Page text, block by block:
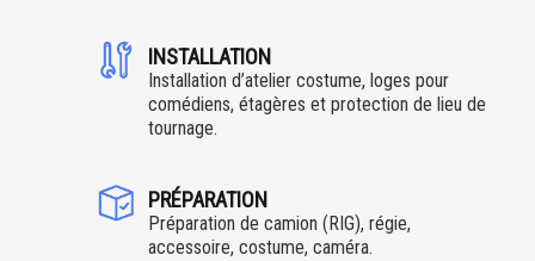
INSTALLATION
Installation d’atelier costume, loges pour
comédiens, étagères et protection de lieu de
tournage.
PRÉPARATION
Préparation de camion (RIG), régie,
accessoire, costume, caméra.